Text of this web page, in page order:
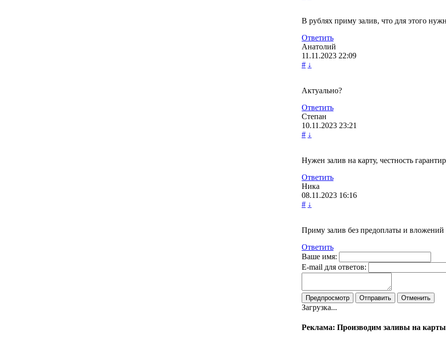
В рублях приму залив, что для этого
Ответить
Анатолий
11.11.2023 22:09
# ↓
Актуально?
Ответить
Степан
10.11.2023 23:21
# ↓
Нужен залив на карту, честность
Ответить
Ника
08.11.2023 16:16
# ↓
Приму залив без предоплаты и вложений
Ответить
Ваше имя:
E-mail для ответов:
Загрузка...
Реклама: Производим заливы на